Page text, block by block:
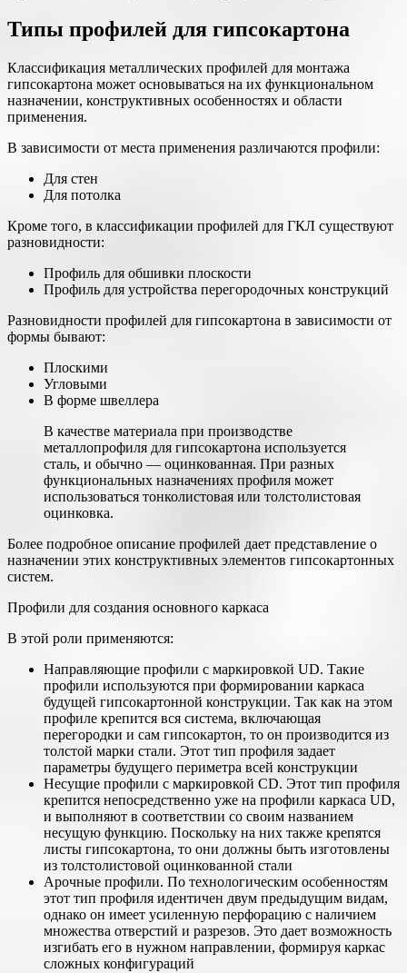
Типы профилей для гипсокартона
Классификация металлических профилей для монтажа
гипсокартона может основываться на их функциональном
назначении, конструктивных особенностях и области
применения.
В зависимости от места применения различаются профили:
Для стен
Для потолка
Кроме того, в классификации профилей для ГКЛ существуют
разновидности:
Профиль для обшивки плоскости
Профиль для устройства перегородочных конструкций
Разновидности профилей для гипсокартона в зависимости от
формы бывают:
Плоскими
Угловыми
В форме швеллера
В качестве материала при производстве
металлопрофиля для гипсокартона используется
сталь, и обычно — оцинкованная. При разных
функциональных назначениях профиля может
использоваться тонколистовая или толстолистовая
оцинковка.
Более подробное описание профилей дает представление о
назначении этих конструктивных элементов гипсокартонных
систем.
Профили для создания основного каркаса
В этой роли применяются:
Направляющие профили с маркировкой UD. Такие
профили используются при формировании каркаса
будущей гипсокартонной конструкции. Так как на этом
профиле крепится вся система, включающая
перегородки и сам гипсокартон, то он производится из
толстой марки стали. Этот тип профиля задает
параметры будущего периметра всей конструкции
Несущие профили с маркировкой CD. Этот тип профиля
крепится непосредственно уже на профили каркаса UD,
и выполняют в соответствии со своим названием
несущую функцию. Поскольку на них также крепятся
листы гипсокартона, то они должны быть изготовлены
из толстолистовой оцинкованной стали
Арочные профили. По технологическим особенностям
этот тип профиля идентичен двум предыдущим видам,
однако он имеет усиленную перфорацию с наличием
множества отверстий и разрезов. Это дает возможность
изгибать его в нужном направлении, формируя каркас
сложных конфигураций